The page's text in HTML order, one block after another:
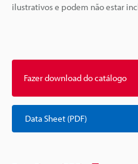
ilustrativos e podem não estar
Fazer download do catálogo
Data Sheet (PDF)